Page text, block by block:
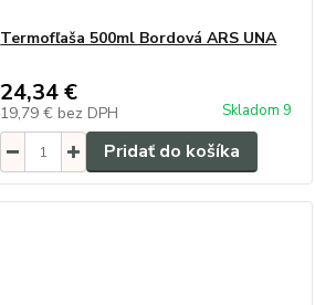
Termofľaša 500ml Bordová ARS UNA
24,34 €
19,79 € bez DPH Skladom 9
Pridať do košíka